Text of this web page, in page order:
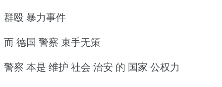
群殴 暴力事件
而 德国 警察 束手无策
警察 本是 维护 社会 治安 的 国家 公权力